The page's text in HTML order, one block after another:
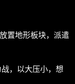
置地形板块，派遣
，以大压小，想